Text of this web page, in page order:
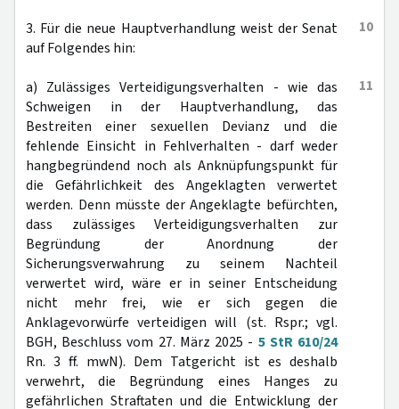
10
3. Für die neue Hauptverhandlung weist der Senat
auf Folgendes hin:
11
a) Zulässiges Verteidigungsverhalten - wie das
Schweigen in der Hauptverhandlung, das
Bestreiten einer sexuellen Devianz und die
fehlende Einsicht in Fehlverhalten - darf weder
hangbegründend noch als Anknüpfungspunkt für
die Gefährlichkeit des Angeklagten verwertet
werden. Denn müsste der Angeklagte befürchten,
dass zulässiges Verteidigungsverhalten zur
Begründung der Anordnung der
Sicherungsverwahrung zu seinem Nachteil
verwertet wird, wäre er in seiner Entscheidung
nicht mehr frei, wie er sich gegen die
Anklagevorwürfe verteidigen will (st. Rspr.; vgl.
BGH, Beschluss vom 27. März 2025 - 5 StR 610/24
Rn. 3 ff. mwN). Dem Tatgericht ist es deshalb
verwehrt, die Begründung eines Hanges zu
gefährlichen Straftaten und die Entwicklung der